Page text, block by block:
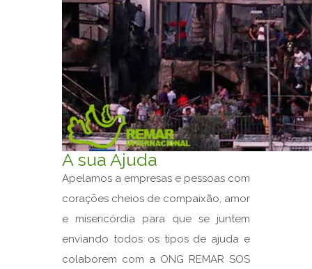
A sua Ajuda
Apelamos a empresas e pessoas com
corações cheios de compaixão, amor
e misericórdia para que se juntem
enviando todos os tipos de ajuda e
colaborem com a ONG REMAR SOS